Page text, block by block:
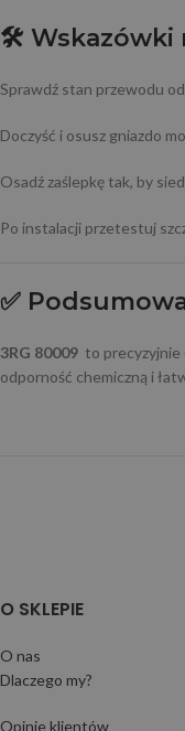
🛠️ Wskazówki
Sprawdź stan przewodu
Doczyść i osusz gniazdo
Osadź zaślepkę tak, by
Po instalacji przetestuj
✅
3RG 80009 to precyzyjnie
odporność chemiczną i
O SKLEPIE
O nas
Dlaczego my?
Opinie klientów